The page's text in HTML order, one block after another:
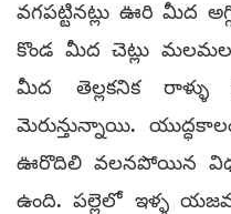
వగపట్టినట్లు ఊరి మీద
కొండ మీద చెట్లు
మీద తెల్లకనిక రాళ్ళు
మెరున్తున్నాయి.
ఊరొదిలి వలనపోయిన
ఉంది. పల్లెలో ఇళ్ళ